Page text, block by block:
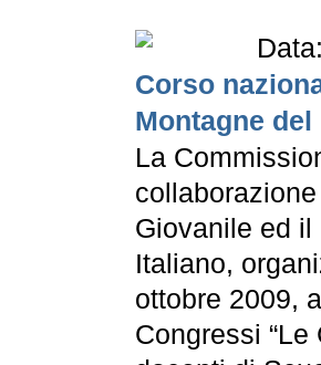
Corso
Montagne
La
Giovanile ed
Italiano,
ottobre 2009,
Congressi